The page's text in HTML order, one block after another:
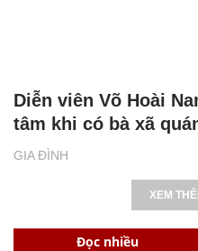
GIA ĐÌNH
Diễn viên Võ Hoài
tâm khi có bà xã
XEM
Đọc nhiều